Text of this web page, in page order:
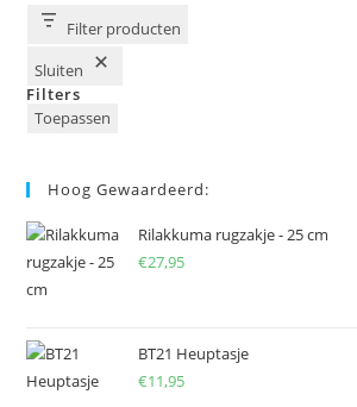
Filter producten
Sluiten
Filters
Toepassen
Hoog Gewaardeerd:
Rilakkuma rugzakje - 25 cm
€27,95
BT21 Heuptasje
€11,95